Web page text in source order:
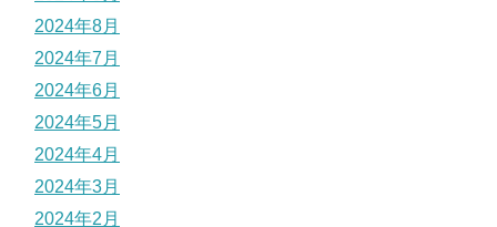
2024年8月
2024年7月
2024年6月
2024年5月
2024年4月
2024年3月
2024年2月